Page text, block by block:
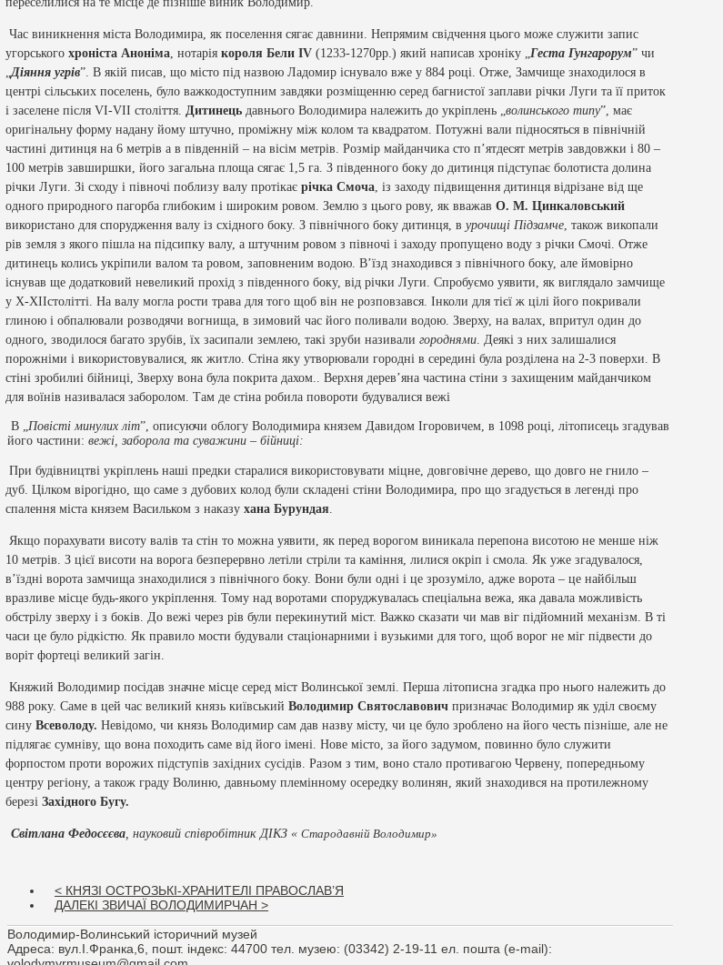
Час виникнення міста Володимира, як поселення сягає давнини. Непрямим свідчення цього може служити запис
угорськогохроніста Аноніма, нотаріякороля БелиIV (1233-1270рр.) який написав хроніку „Геста Гунгарорум” чи
„Діяння угрів”. В якій писав, що місто під назвою Ладомир існувало вже у 884 році. Отже, Замчище знаходилося в
центрі сільських поселень, було важкодоступним завдяки розміщенню серед багнистої заплави річки Луги та її приток
і заселене післяVI-VII століття.Дитинець давнього Володимира належить до укріплень „волинського типу”, має
оригінальну форму надану йому штучно, проміжну між колом та квадратом. Потужні вали підносяться в північній
частині дитинця на 6 метрів а в південній – на вісім метрів. Розмір майданчика сто п’ятдесят метрів завдовжки і 80 –
100 метрів завширшки, його загальна площа сягає 1,5 га. З південного боку до дитинця підступає болотиста долина
річки Луги. Зі сходу і півночі поблизу валу протікаєрічка Смоча, із заходу підвищення дитинця відрізане від ще
одного природного пагорба глибоким і широким ровом. Землю з цього рову, як вважавО. М. Цинкаловський
використано для спорудження валу із східного боку. З північного боку дитинця, вурочищі Підзамче, також викопали
рів земля з якого пішла на підсипку валу, а штучним ровом з півночі і заходу пропущено воду з річки Смочі. Отже
дитинець колись укріпили валом та ровом, заповненим водою. В’їзд знаходився з північного боку, але ймовірно
існував ще додатковий невеликий прохід з південного боку, від річки Луги. Спробуємо уявити, як виглядало замчище
уX-XIIстолітті. На валу могла рости трава для того щоб він не розповзався. Інколи для тієї ж цілі його покривали
глиною і обпалювали розводячи вогнища, в зимовий час його поливали водою. Зверху, на валах, впритул один до
одного, зводилося багато зрубів, їх засипали землею, такі зруби називалигороднями. Деякі з них залишалися
порожніми і використовувалися, як житло. Стіна яку утворювали городні в середині була розділена на 2-3 поверхи. В
стіні зробилиі бійниці, Зверху вона була покрита дахом.. Верхня дерев’яна частина стіни з захищеним майданчиком
для воїнів називалася заборолом. Там де стіна робила повороти будувалися вежі
В „Повісті минулих літ”, описуючи облогу Володимира князем Давидом Ігоровичем, в 1098 році, літописець згадував
його частини: вежі, заборола та суважини – бійниці:
При будівництві укріплень наші предки старалися використовувати міцне, довговічне дерево, що довго не гнило –
дуб. Цілком вірогідно, що саме з дубових колод були складені стіни Володимира, про що згадується в легенді про
спалення міста князем Васильком з наказухана Бурундая.
Якщо порахувати висоту валів та стін то можна уявити, як перед ворогом виникала перепона висотою не менше ніж
10 метрів. З цієї висоти на ворога безперервно летіли стріли та каміння, лилися окріп і смола. Як уже згадувалося,
в’їздні ворота замчища знаходилися з північного боку. Вони були одні і це зрозуміло, адже ворота – це найбільш
вразливе місце будь-якого укріплення. Тому над воротами споруджувалась спеціальна вежа, яка давала можливість
обстрілу зверху і з боків. До вежі через рів були перекинутий міст. Важко сказати чи мав віг підйомний механізм. В ті
часи це було рідкістю. Як правило мости будували стаціонарними і вузькими для того, щоб ворог не міг підвести до
воріт фортеці великий загін.
Княжий Володимир посідав значне місце серед міст Волинської землі. Перша літописна згадка про нього належить до
988 року. Саме в цей час великий князь київськийВолодимир Святославович призначає Володимир як уділ своєму
синуВсеволоду. Невідомо, чи князь Володимир сам дав назву місту, чи це було зроблено на його честь пізніше, але не
підлягає сумніву, що вона походить саме від його імені. Нове місто, за його задумом, повинно було служити
форпостом проти ворожих підступів західних сусідів. Разом з тим, воно стало противагою Червену, попередньому
центру регіону, а також граду Волиню, давньому племінному осередку волинян, який знаходився на протилежному
березіЗахідного Бугу.
Світлана Федосєєва, науковий співробітник ДІКЗ « Стародавній Володимир»
< КНЯЗІ ОСТРОЗЬКІ-ХРАНИТЕЛІ ПРАВОСЛАВ’Я
ДАЛЕКІ ЗВИЧАЇ ВОЛОДИМИРЧАН >
Володимир-Волинський історичний музей
Адреса: вул.І.Франка,6, пошт. індекс: 44700 тел. музею: (03342) 2-19-11 ел. пошта (e-mail):